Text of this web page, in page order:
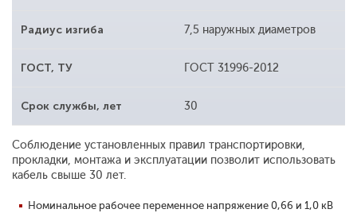
Радиус изгиба 7,5 наружных диаметров
ГОСТ, ТУ ГОСТ 31996-2012
Срок службы, лет 30
Соблюдение установленных правил транспортировки,
прокладки, монтажа и эксплуатации позволит использовать
кабель свыше 30 лет.
Номинальное рабочее переменное напряжение 0,66 и 1,0 кВ